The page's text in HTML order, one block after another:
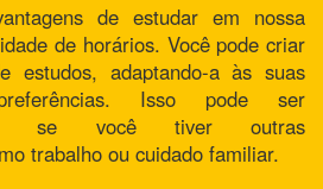
de estudar em nossa
de horários. Você pode criar
estudos, adaptando-a às suas
Isso pode ser
se você tiver outras
trabalho ou cuidado familiar.